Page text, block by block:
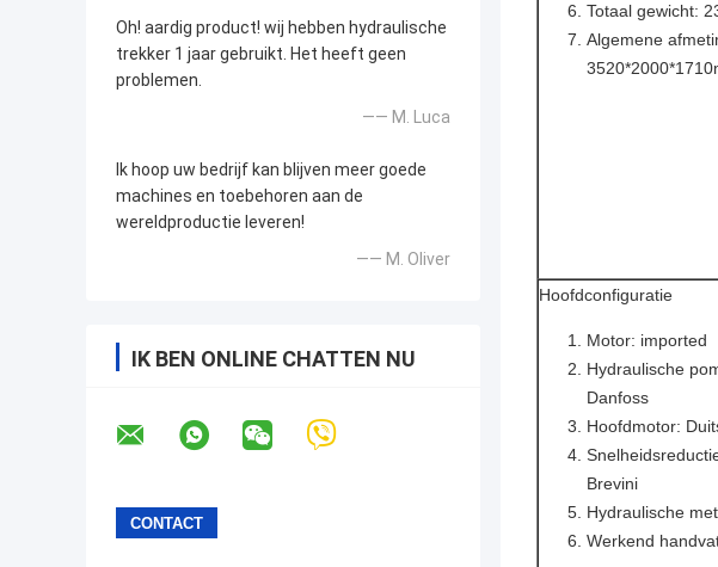
Oh! aardig product! wij hebben hydraulische
trekker 1 jaar gebruikt. Het heeft geen
problemen.
—— M. Luca
Ik hoop uw bedrijf kan blijven meer goede
machines en toebehoren aan de
wereldproductie leveren!
—— M. Oliver
IK BEN ONLINE CHATTEN NU
Totaal gewicht:
Algemene
Hoofdconfiguratie
Motor: imported
Hydraulische
Danfoss
Hoofdmotor:
Brevini
Hydraulische
Werkend